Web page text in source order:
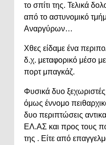
το σπίτι της. Τελικά
από το αστυνομικό
Αναργύρων…
Χθες είδαμε ένα
δ.χ. μεταφορικό μέσο
πορτ μπαγκάζ.
Φυσικά δυο ξεχωριστές
όμως έννομο
δυο περιπτώσεις
ΕΛ.ΑΣ και προς τους
της . Είτε από